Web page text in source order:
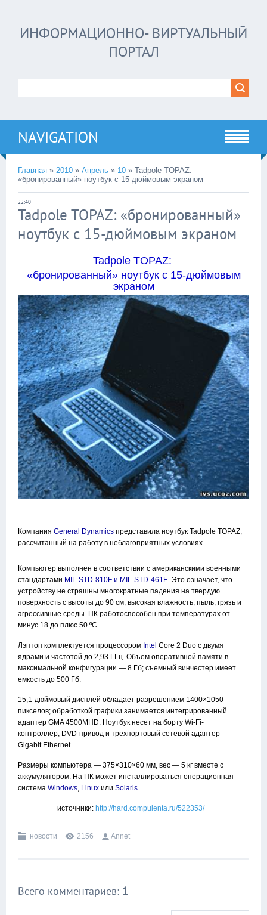
ИНФОРМАЦИОННО- ВИРТУАЛЬНЫЙ
ПОРТАЛ
NAVIGATION
Главная » 2010 » Апрель » 10 » Tadpole TOPAZ:
«бронированный» ноутбук с 15-дюймовым экраном
22:40
Tadpole TOPAZ: «бронированный»
ноутбук с 15-дюймовым экраном
Tadpole TOPAZ:
«бронированный» ноутбук с 15-дюймовым
экраном
Компания General Dynamics представила ноутбук Tadpole TOPAZ,
рассчитанный на работу в неблагоприятных условиях.
Компьютер выполнен в соответствии с американскими военными
стандартами MIL-STD-810F и MIL-STD-461E. Это означает, что
устройству не страшны многократные падения на твердую
поверхность с высоты до 90 см, высокая влажность, пыль, грязь и
агрессивные среды. ПК работоспособен при температурах от
минус 18 до плюс 50 ºС.
Лэптоп комплектуется процессором Intel Core 2 Duo с двумя
ядрами и частотой до 2,93 ГГц. Объем оперативной памяти в
максимальной конфигурации — 8 Гб; съемный винчестер имеет
емкость до 500 Гб.
15,1-дюймовый дисплей обладает разрешением 1400×1050
пикселов; обработкой графики занимается интегрированный
адаптер GMA 4500MHD. Ноутбук несет на борту Wi-Fi-
контроллер, DVD-привод и трехпортовый сетевой адаптер
Gigabit Ethernet.
Размеры компьютера — 375×310×60 мм, вес — 5 кг вместе с
аккумулятором. На ПК может инсталлироваться операционная
система Windows, Linux или Solaris.
источники: http://hard.compulenta.ru/522353/
новости 2156 Annet
Всего комментариев: 1